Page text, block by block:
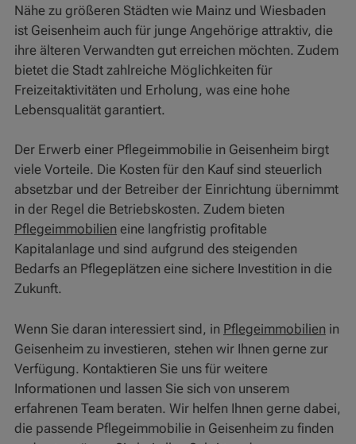
Nähe zu größeren Städten wie Mainz und Wiesbaden
ist Geisenheim auch für junge Angehörige attraktiv, die
ihre älteren Verwandten gut erreichen möchten. Zudem
bietet die Stadt zahlreiche Möglichkeiten für
Freizeitaktivitäten und Erholung, was eine hohe
Lebensqualität garantiert.
Der Erwerb einer Pflegeimmobilie in Geisenheim birgt
viele Vorteile. Die Kosten für den Kauf sind steuerlich
absetzbar und der Betreiber der Einrichtung übernimmt
in der Regel die Betriebskosten. Zudem bieten
Pflegeimmobilien eine langfristig profitable
Kapitalanlage und sind aufgrund des steigenden
Bedarfs an Pflegeplätzen eine sichere Investition in die
Zukunft.
Wenn Sie daran interessiert sind, in Pflegeimmobilien in
Geisenheim zu investieren, stehen wir Ihnen gerne zur
Verfügung. Kontaktieren Sie uns für weitere
Informationen und lassen Sie sich von unserem
erfahrenen Team beraten. Wir helfen Ihnen gerne dabei,
die passende Pflegeimmobilie in Geisenheim zu finden